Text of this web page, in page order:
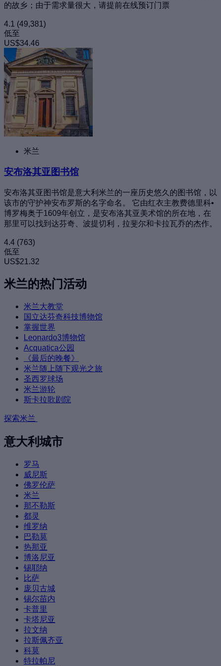
的故乡；由于需求量很大，请提前在线预订门票
4.1 (49,381)
低至
US$34.46
米兰
安布洛其亚图书馆
安布洛其亚图书馆是意大利米兰的一座历史悠久的图书馆，以
该市的守护神安布罗斯的名字命名。 它由红衣主教费德里科•
博罗梅奥于1609年创立，是安布洛其亚美术馆的所在地，在
那里可以找到达芬奇、波提切利，拉斐尔和卡拉瓦乔的杰作。
4.4 (763)
低至
US$21.32
米兰的热门活动
米兰大教堂
国立达芬奇科技博物馆
掌握世界
Leonardo3博物馆
Acquatica公园
《最后的晚餐》
米兰随上随下观光之旅
圣西罗球场
米兰游轮
斯卡拉歌剧院
探索米兰
意大利城市
罗马
威尼斯
佛罗伦萨
米兰
那不勒斯
都灵
维罗纳
巴勒莫
热那亚
博洛尼亚
锡耶纳
比萨
庞贝古城
锡尔苗内
卡普里
卡塔尼亚
拉文纳
拉斯佩齐亚
科莫
特拉帕尼